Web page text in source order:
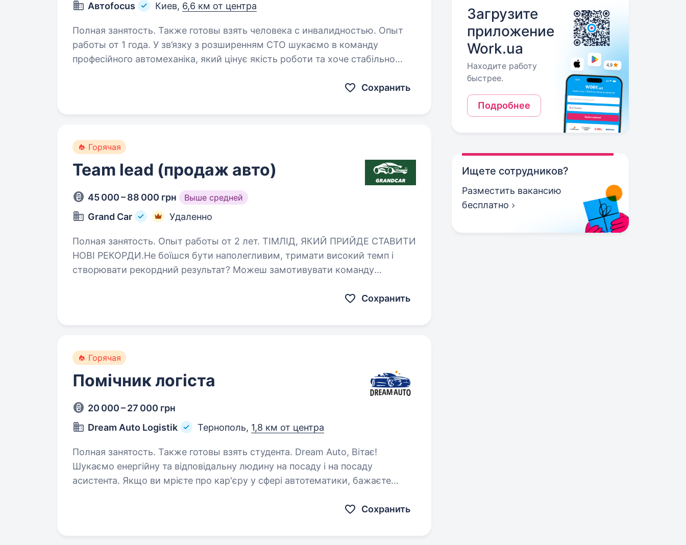
Автоfocus Киев, 6,6 км от центра
Полная занятость. Также готовы взять человека с инвалидностью. Опыт
работы от 1 года. У зв’язку з розширенням СТО шукаємо в команду
професійного автомеханіка, який цінує якість роботи та хоче стабільно
Сохранить
Горячая
Team lead (продаж авто)
45 000 – 88 000 грн Выше средней
Grand Car Удаленно
Полная занятость. Опыт работы от 2 лет. ТІМЛІД, ЯКИЙ ПРИЙДЕ СТАВИТИ
НОВІ РЕКОРДИ.Не боїшся бути наполегливим, тримати високий темп і
створювати рекордний результат? Можеш замотивувати команду
Сохранить
Горячая
Помічник логіста
20 000 – 27 000 грн
Dream Auto Logistik
Тернополь, 1,8 км от центра
Полная занятость. Также готовы взять студента. Dream Auto, Вітає!
Шукаємо енергійну та відповідальну людину на посаду і на посаду
асистента. Якщо ви мрієте про кар'єру у сфері автотематики, бажаєте
Сохранить
Загрузите
приложение
Work.ua
Находите работу
быстрее.
Подробнее
Ищете сотрудников?
Разместить вакансию
бесплатно